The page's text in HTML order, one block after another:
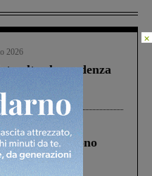
2026
oltre la scadenza
in cui morirono
schianto, il
fra tir....
×